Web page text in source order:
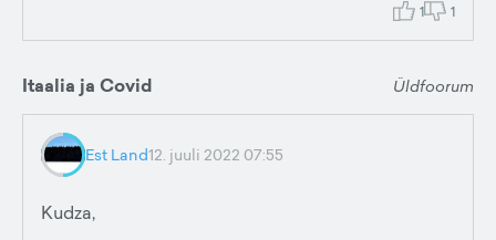
1 1
Itaalia ja Covid Üldfoorum
Est Land12. juuli 2022 07:55
Kudza,